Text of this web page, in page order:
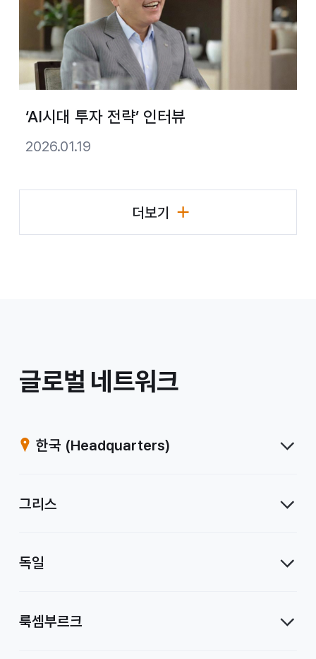
‘AI시대 투자 전략’ 인터뷰
2026.01.19
더보기
글로벌 네트워크
한국 (Headquarters)
그리스
독일
룩셈부르크